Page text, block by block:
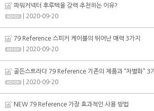
파워커넥터 후루텍을 강력 추천하는 이유?
| 2020-09-20
79 Reference 스피커 케이블의 뛰어난 매력 3가지
| 2020-09-20
골든스트라다 79 Reference 기존의 제품과 “차별화” 3
| 2020-09-20
NEW 79 Reference 가장 효과적인 사용 방법